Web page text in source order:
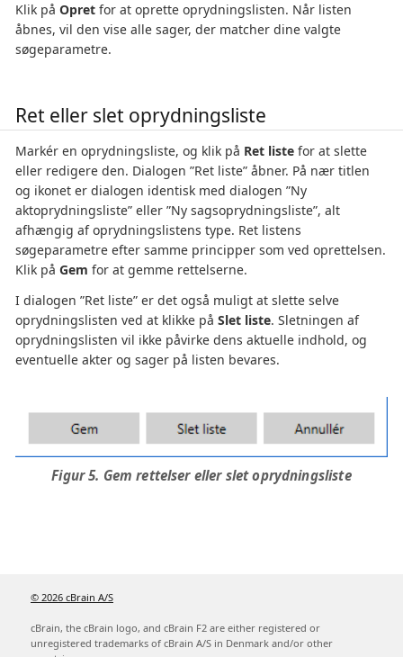
Klik på Opret for at oprette oprydningslisten. Når listen
åbnes, vil den vise alle sager, der matcher dine valgte
søgeparametre.
Ret eller slet oprydningsliste
Markér en oprydningsliste, og klik på Ret liste for at slette
eller redigere den. Dialogen ”Ret liste” åbner. På nær titlen
og ikonet er dialogen identisk med dialogen ”Ny
aktoprydningsliste” eller ”Ny sagsoprydningsliste”, alt
afhængig af oprydningslistens type. Ret listens
søgeparametre efter samme principper som ved oprettelsen.
Klik på Gem for at gemme rettelserne.
I dialogen ”Ret liste” er det også muligt at slette selve
oprydningslisten ved at klikke på Slet liste. Sletningen af
oprydningslisten vil ikke påvirke dens aktuelle indhold, og
eventuelle akter og sager på listen bevares.
Figur 5. Gem rettelser eller slet oprydningsliste
© 2026 cBrain A/S
cBrain, the cBrain logo, and cBrain F2 are either registered or
unregistered trademarks of cBrain A/S in Denmark and/or other